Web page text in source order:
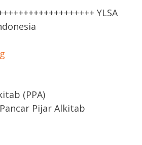
YLSA
(PPA)
Pijar Alkitab